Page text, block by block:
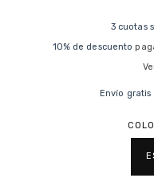
3 cuotas
10% de descuento
Envío gratis